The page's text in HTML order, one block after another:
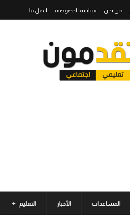
من نحن سياسة الخصوصية اتصل بنا
المساعدات الأخبار التعليم